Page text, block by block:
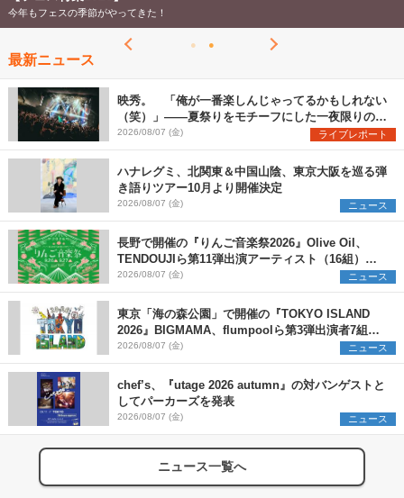
今年もフェスの季節がやってきた！
最新ニュース
映秀。 「俺が一番楽しんじゃってるかもしれない
（笑）」――夏祭りをモチーフにした一夜限りのス
ペシャルライブ『色祭』レポート
2026/08/07 (金) ライブレポート
ハナレグミ、北関東＆中国山陰、東京大阪を巡る弾
き語りツアー10月より開催決定
2026/08/07 (金) ニュース
長野で開催の『りんご音楽祭2026』Olive Oil、
TENDOUJIら第11弾出演アーティスト（16組）を
発表
2026/08/07 (金) ニュース
東京「海の森公園」で開催の『TOKYO ISLAND
2026』BIGMAMA、flumpoolら第3弾出演者7組を
発表 ワークショップ・アート出展者を募集
2026/08/07 (金) ニュース
chef’s、『utage 2026 autumn』の対バンゲストと
してパーカーズを発表
2026/08/07 (金) ニュース
ニュース一覧へ